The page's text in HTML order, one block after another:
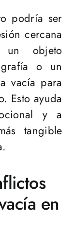
podría ser
cercana
objeto
o un
vacía para
Esto ayuda
y a
tangible
en